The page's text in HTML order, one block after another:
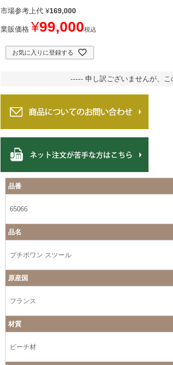
市場参考上代 ¥169,000
業販価格 ¥99,000税込
お気に入りに登録する
----- 申し訳ございませんが、
品番
65066
品名
プチポワン スツール
原産国
フランス
材質
ビーチ材